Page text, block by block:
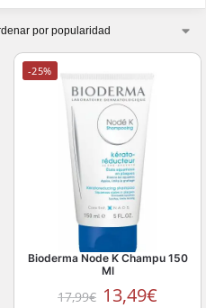
-25%
Bioderma Node K Champu 150
Ml
17,99€ 13,49€